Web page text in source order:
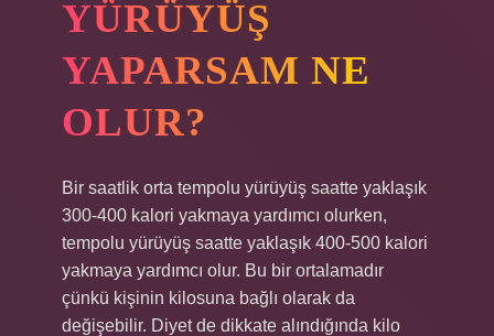
YÜRÜYÜŞ
YAPARSAM NE
OLUR?
Bir saatlik orta tempolu yürüyüş saatte yaklaşık
300-400 kalori yakmaya yardımcı olurken,
tempolu yürüyüş saatte yaklaşık 400-500 kalori
yakmaya yardımcı olur. Bu bir ortalamadır
çünkü kişinin kilosuna bağlı olarak da
değişebilir. Diyet de dikkate alındığında kilo